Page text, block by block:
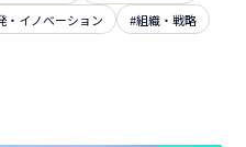
・イノベーション #組織・戦略